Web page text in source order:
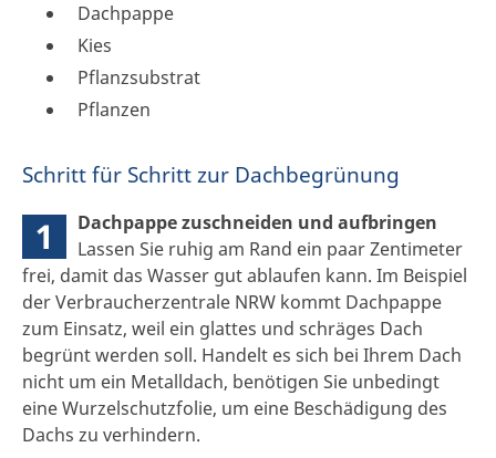
Dachpappe
Kies
Pflanzsubstrat
Pflanzen
Schritt für Schritt zur Dachbegrünung
1
Dachpappe zuschneiden und aufbringen
Lassen Sie ruhig am Rand ein paar Zentimeter
frei, damit das Wasser gut ablaufen kann. Im Beispiel
der Verbraucherzentrale NRW kommt Dachpappe
zum Einsatz, weil ein glattes und schräges Dach
begrünt werden soll. Handelt es sich bei Ihrem Dach
nicht um ein Metalldach, benötigen Sie unbedingt
eine Wurzelschutzfolie, um eine Beschädigung des
Dachs zu verhindern.